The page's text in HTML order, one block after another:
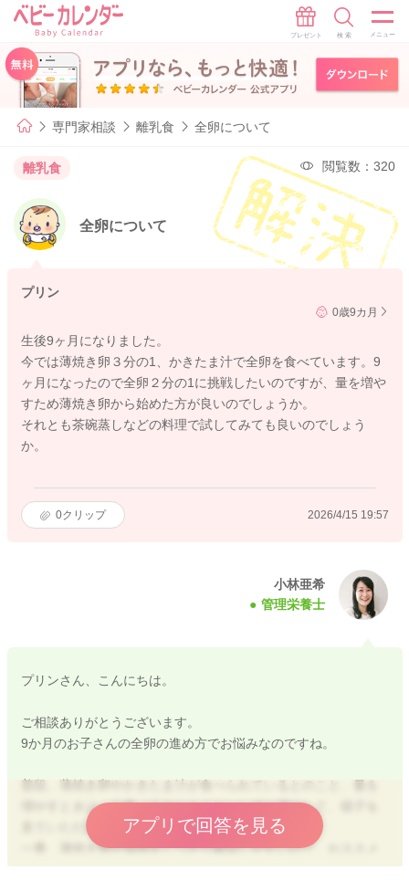
専門家相談 離乳食 全卵について
離乳食 閲覧数：320
全卵について
プリン
0歳9カ月
生後9ヶ月になりました。
今では薄焼き卵３分の1、かきたま汁で全卵を食べています。9
ヶ月になったので全卵２分の1に挑戦したいのですが、量を増や
すため薄焼き卵から始めた方が良いのでしょうか。
それとも茶碗蒸しなどの料理で試してみても良いのでしょう
か。
0クリップ 2026/4/15 19:57
小林亜希
管理栄養士
プリンさん、こんにちは。
ご相談ありがとうございます。
9か月のお子さんの全卵の進め方でお悩みなのですね。
普段、薄焼き卵やかきたま汁が食べられているとのこと、量を
増やすときは、少量（小さじ１くらい）ずつ増やして、様子を
見ていただけるとよいですよ。
一番、薄焼き卵が加熱をしっかり確認しやすいので、おススメ
です。
アプリで回答を見る